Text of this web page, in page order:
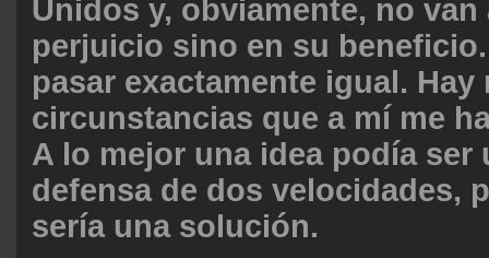
Unidos y, obviamente, no van
perjuicio sino en su
pasar exactamente igual. Hay
circunstancias que a mí me
A lo mejor una idea podía ser
defensa de dos velocidades,
sería una solución.